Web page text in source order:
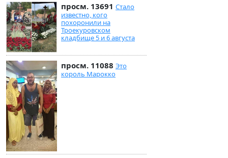
просм. 13691 Стало
известно, кого
похоронили на
Троекуровском
кладбище 5 и 6 августа
просм. 11088 Это
король Марокко